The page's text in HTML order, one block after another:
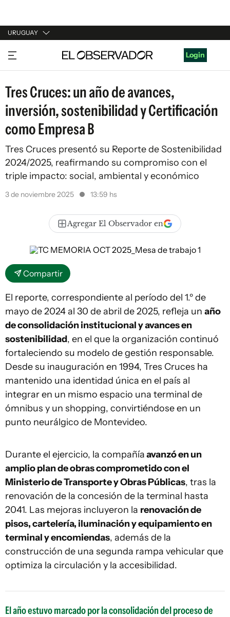
URUGUAY
URUGUAY
ARGENTINA
ESPAÑA
ESTADOS UNIDOS
Login
Tres Cruces: un año de avances,
inversión, sostenibilidad y Certificación
como Empresa B
Tres Cruces presentó su Reporte de Sostenibilidad
2024/2025, reafirmando su compromiso con el
triple impacto: social, ambiental y económico
3 de noviembre 2025 13:59 hs
Agregar El Observador en
Compartir
El reporte, correspondiente al período del 1.º de
mayo de 2024 al 30 de abril de 2025, refleja un año
de consolidación institucional y avances en
sostenibilidad, en el que la organización continuó
fortaleciendo su modelo de gestión responsable.
Desde su inauguración en 1994, Tres Cruces ha
mantenido una identidad única en el país al
integrar en un mismo espacio una terminal de
ómnibus y un shopping, convirtiéndose en un
punto neurálgico de Montevideo.
Durante el ejercicio, la compañíaavanzó en un
amplio plan de obras comprometido con el
Ministerio de Transporte y Obras Públicas, tras la
renovación de la concesión de la terminal hasta
2041. Las mejoras incluyeron la renovación de
pisos, cartelería, iluminación y equipamiento en
terminal y encomiendas, además de la
construcción de una segunda rampa vehicular que
optimiza la circulación y la accesibilidad.
El año estuvo marcado por la consolidación del proceso de